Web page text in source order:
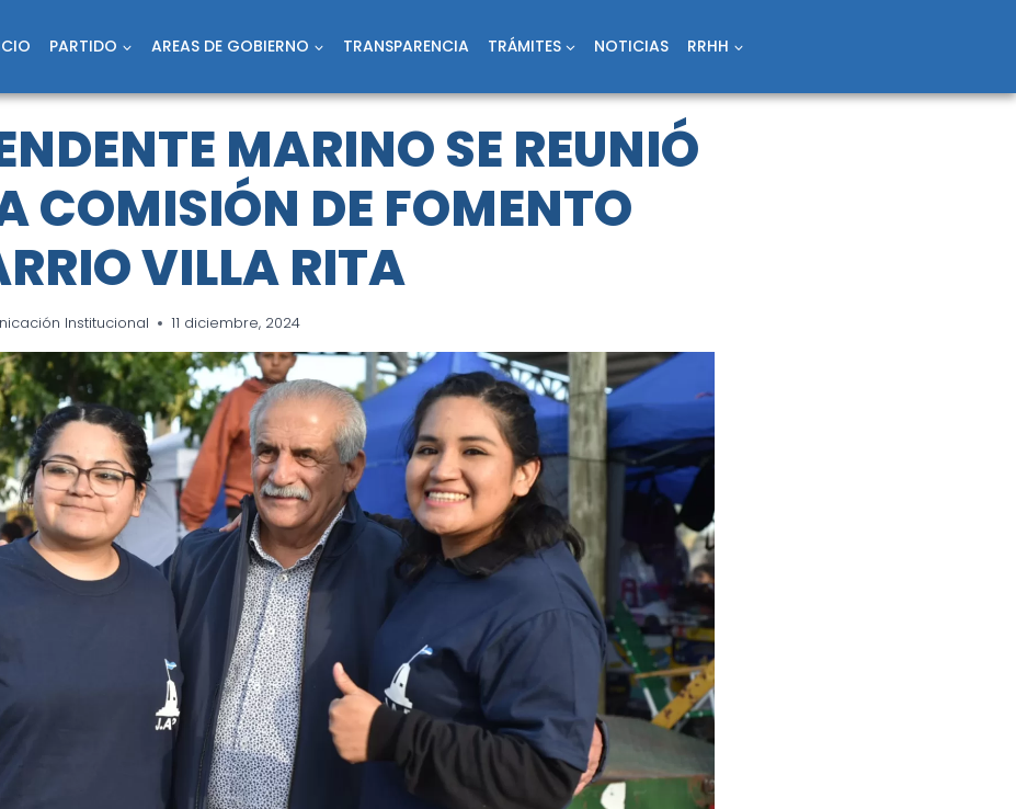
PARTIDO AREAS DE GOBIERNO TRANSPARENCIA TRÁMITES NOTICIAS RRHH
MARINO SE REUNIÓ
COMISIÓN DE FOMENTO
VILLA RITA
Institucional 11 diciembre, 2024